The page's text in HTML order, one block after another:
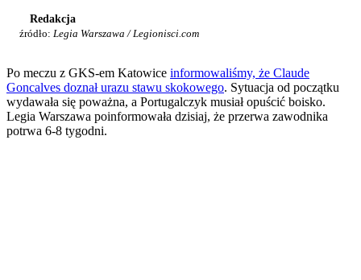
Redakcja
źródło: Legia Warszawa / Legionisci.com
Po meczu z GKS-em Katowice informowaliśmy, że Claude
Goncalves doznał urazu stawu skokowego. Sytuacja od początku
wydawała się poważna, a Portugalczyk musiał opuścić boisko.
Legia Warszawa poinformowała dzisiaj, że przerwa zawodnika
potrwa 6-8 tygodni.